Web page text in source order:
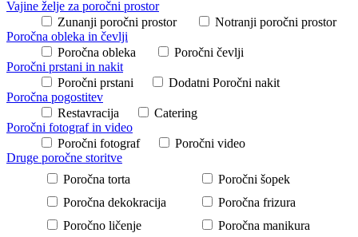
Vajine želje za poročni prostor
Zunanji poročni prostor
Notranji poročni prostor
Poročna obleka in čevlji
Poročna obleka
Poročni čevlji
Poročni prstani in nakit
Poročni prstani
Dodatni Poročni nakit
Poročna pogostitev
Restavracija
Catering
Poročni fotograf in video
Poročni fotograf
Poročni video
Druge poročne storitve
Poročna torta
Poročni šopek
Poročna dekokracija
Poročna frizura
Poročno ličenje
Poročna manikura